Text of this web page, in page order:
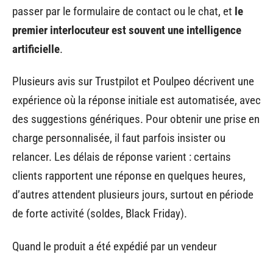
passer par le formulaire de contact ou le chat, et le
premier interlocuteur est souvent une intelligence
artificielle.
Plusieurs avis sur Trustpilot et Poulpeo décrivent une
expérience où la réponse initiale est automatisée, avec
des suggestions génériques. Pour obtenir une prise en
charge personnalisée, il faut parfois insister ou
relancer. Les délais de réponse varient : certains
clients rapportent une réponse en quelques heures,
d’autres attendent plusieurs jours, surtout en période
de forte activité (soldes, Black Friday).
Quand le produit a été expédié par un vendeur